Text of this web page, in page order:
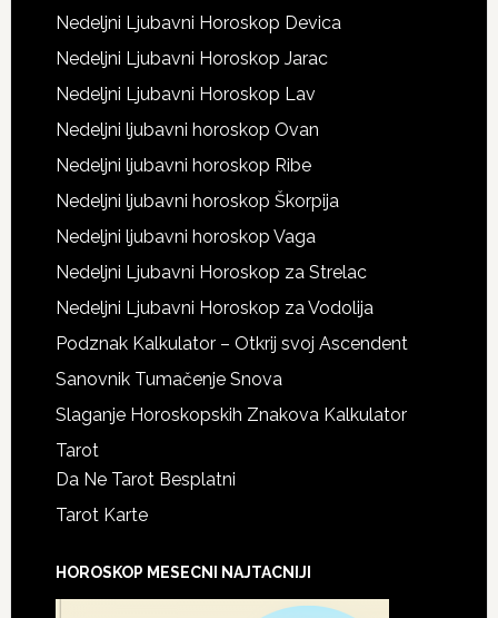
Nedeljni Ljubavni Horoskop Devica
Nedeljni Ljubavni Horoskop Jarac
Nedeljni Ljubavni Horoskop Lav
Nedeljni ljubavni horoskop Ovan
Nedeljni ljubavni horoskop Ribe
Nedeljni ljubavni horoskop Škorpija
Nedeljni ljubavni horoskop Vaga
Nedeljni Ljubavni Horoskop za Strelac
Nedeljni Ljubavni Horoskop za Vodolija
Podznak Kalkulator – Otkrij svoj Ascendent
Sanovnik Tumačenje Snova
Slaganje Horoskopskih Znakova Kalkulator
Tarot
Da Ne Tarot Besplatni
Tarot Karte
HOROSKOP MESECNI NAJTACNIJI